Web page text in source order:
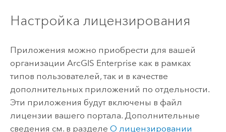
Настройка лицензирования
Приложения можно приобрести для вашей
организации ArcGIS Enterprise как в рамках
типов пользователей, так и в качестве
дополнительных приложений по отдельности.
Эти приложения будут включены в файл
лицензии вашего портала. Дополнительные
сведения см. в разделе О лицензировании